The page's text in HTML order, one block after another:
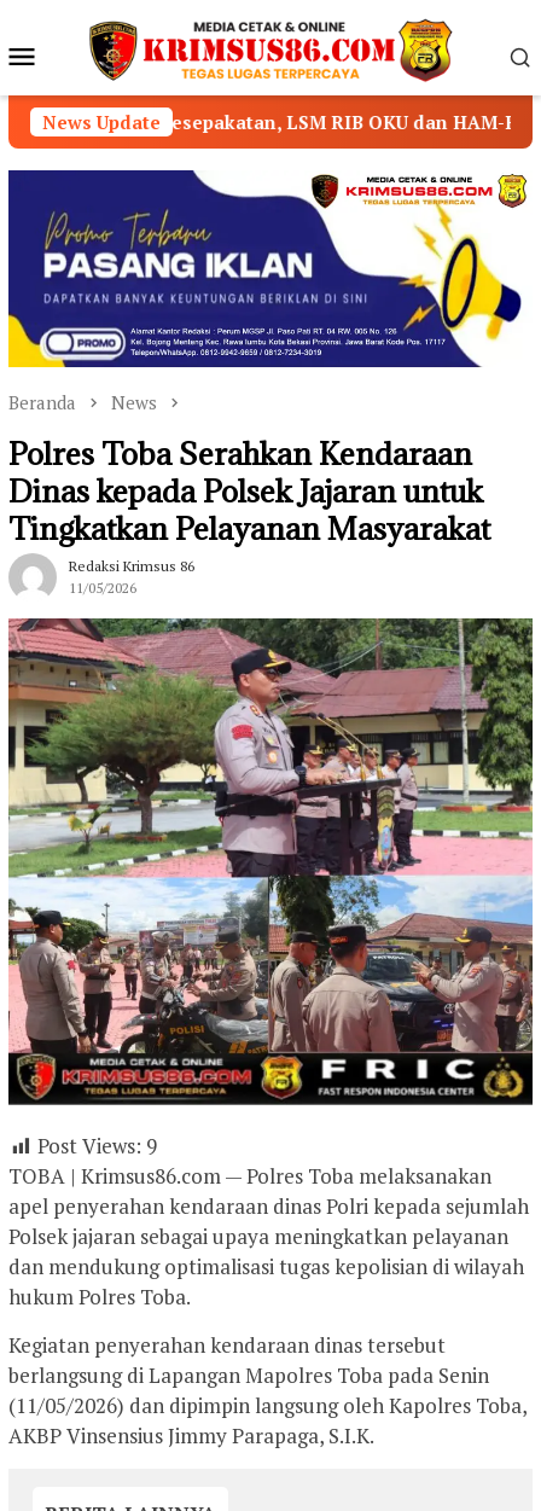
konten Menu
Mobile
News Update
LSM RIB OKU dan HAM-RI Nyatakan Mundur dari
Beranda News
Polres Toba Serahkan Kendaraan
Dinas kepada Polsek Jajaran untuk
Tingkatkan Pelayanan Masyarakat
Redaksi Krimsus 86
11/05/2026
Post Views: 9
TOBA | Krimsus86.com — Polres Toba melaksanakan
apel penyerahan kendaraan dinas Polri kepada sejumlah
Polsek jajaran sebagai upaya meningkatkan pelayanan
dan mendukung optimalisasi tugas kepolisian di wilayah
hukum Polres Toba.
Kegiatan penyerahan kendaraan dinas tersebut
berlangsung di Lapangan Mapolres Toba pada Senin
(11/05/2026) dan dipimpin langsung oleh Kapolres Toba,
AKBP Vinsensius Jimmy Parapaga, S.I.K.